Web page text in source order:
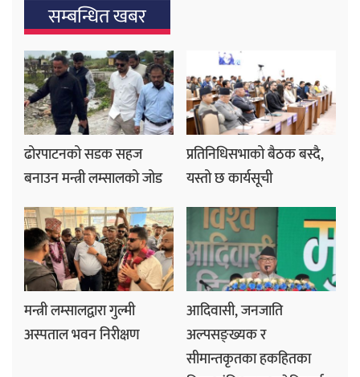
सम्बन्धित खबर
ढोरपाटनको सडक सहज
बनाउन मन्त्री लम्सालको जोड
प्रतिनिधिसभाको बैठक बस्दै,
यस्तो छ कार्यसूची
मन्त्री लम्सालद्वारा गुल्मी
अस्पताल भवन निरीक्षण
आदिवासी, जनजाति
अल्पसङ्ख्यक र
सीमान्तकृतका हकहितका